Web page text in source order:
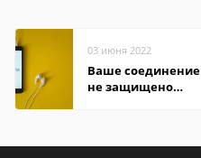
03 июня 2022
Ваше соединение
не защищено